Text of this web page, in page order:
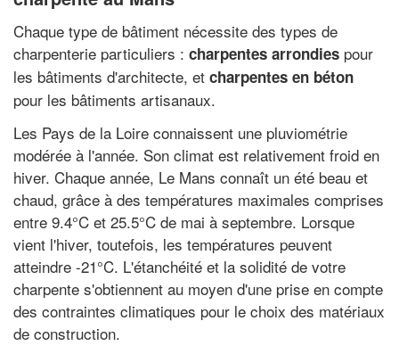
Chaque type de bâtiment nécessite des types de
charpenterie particuliers : charpentes arrondies pour
les bâtiments d'architecte, et charpentes en béton
pour les bâtiments artisanaux.
Les Pays de la Loire connaissent une pluviométrie
modérée à l'année. Son climat est relativement froid en
hiver. Chaque année, Le Mans connaît un été beau et
chaud, grâce à des températures maximales comprises
entre 9.4°C et 25.5°C de mai à septembre. Lorsque
vient l'hiver, toutefois, les températures peuvent
atteindre -21°C. L'étanchéité et la solidité de votre
charpente s'obtiennent au moyen d'une prise en compte
des contraintes climatiques pour le choix des matériaux
de construction.